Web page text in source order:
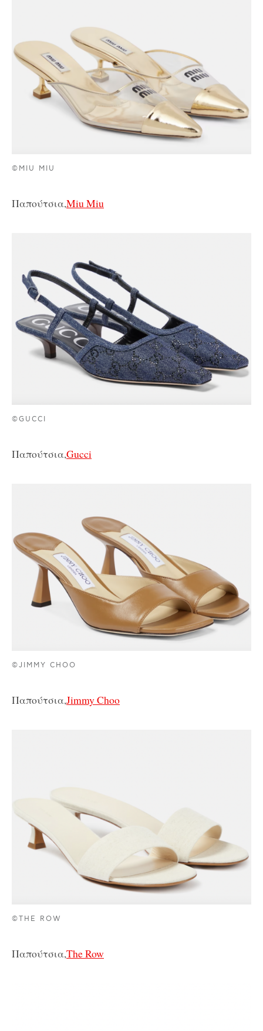
©MIU MIU
Παπούτσια,Miu Miu
©GUCCI
Παπούτσια,Gucci
©JIMMY CHOO
Παπούτσια,Jimmy Choo
©THE ROW
Παπούτσια,The Row